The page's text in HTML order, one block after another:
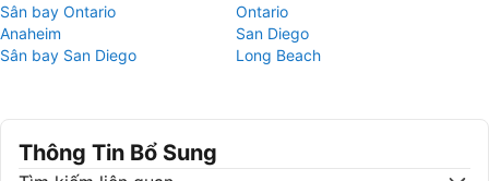
Sân bay Ontario
Ontario
Anaheim
San Diego
Sân bay San Diego
Long Beach
Thông Tin Bổ Sung